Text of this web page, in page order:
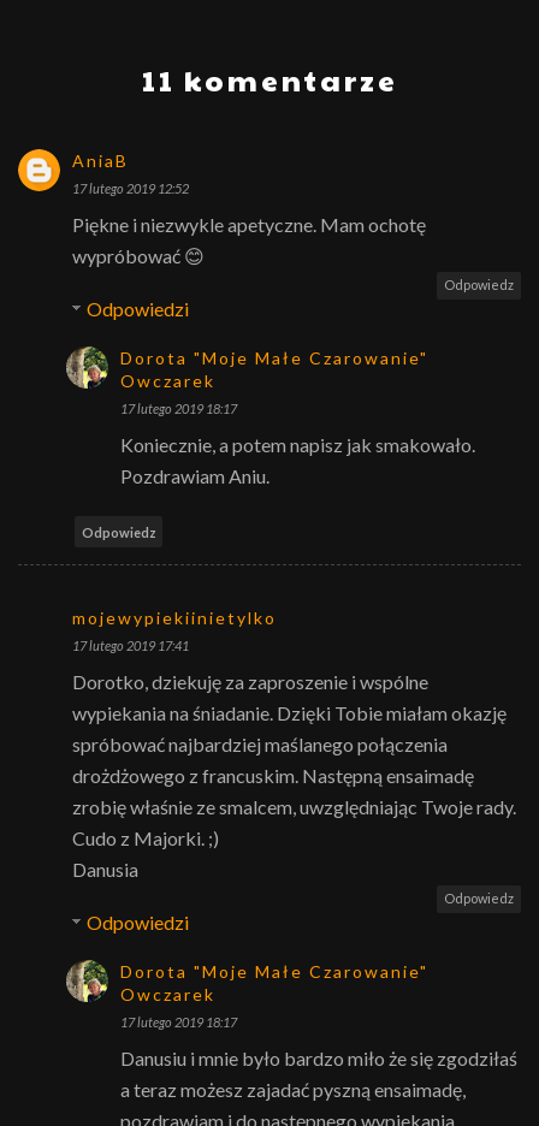
11 komentarze
AniaB
17 lutego 2019 12:52
Piękne i niezwykle apetyczne. Mam ochotę
wypróbować 😊
Odpowiedz
Odpowiedzi
Dorota "Moje Małe Czarowanie"
Owczarek
17 lutego 2019 18:17
Koniecznie, a potem napisz jak smakowało.
Pozdrawiam Aniu.
Odpowiedz
mojewypiekiinietylko
17 lutego 2019 17:41
Dorotko, dziekuję za zaproszenie i wspólne
wypiekania na śniadanie. Dzięki Tobie miałam okazję
spróbować najbardziej maślanego połączenia
drożdżowego z francuskim. Następną ensaimadę
zrobię właśnie ze smalcem, uwzględniając Twoje rady.
Cudo z Majorki. ;)
Danusia
Odpowiedz
Odpowiedzi
Dorota "Moje Małe Czarowanie"
Owczarek
17 lutego 2019 18:17
Danusiu i mnie było bardzo miło że się zgodziłaś
a teraz możesz zajadać pyszną ensaimadę,
pozdrawiam i do następnego wypiekania.